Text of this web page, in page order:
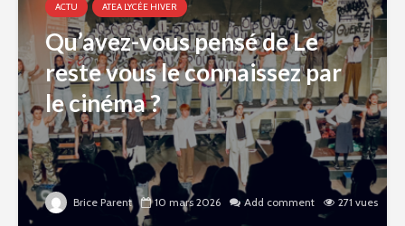
ACTU ATEA LYCÉE HIVER
Qu’avez-vous pensé de Le
reste vous le connaissez par
le cinéma ?
Brice Parent 10 mars 2026 Add comment 271 vues